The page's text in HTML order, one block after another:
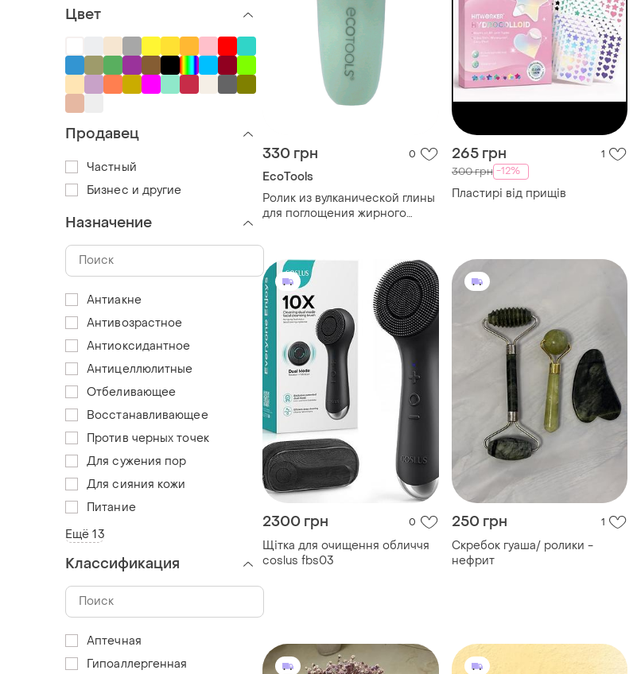
330 грн 0
EcoTools
Ролик из вулканической глины
для поглощения жирного
265 грн 1
300 грн -12%
Пластирі від прищів
2300 грн 0
Щітка для очищення обличчя
coslus fbs03
250 грн 1
Скребок гуаша/ ролики -
нефрит
Цвет
Продавец
Частный
Бизнес и другие
Назначение
Антиакне
Антивозрастное
Антиоксидантное
Антицеллюлитные
Отбеливающее
Восстанавливающее
Против черных точек
Для сужения пор
Для сияния кожи
Питание
Ещё 13
Классификация
Аптечная
Гипоаллергенная